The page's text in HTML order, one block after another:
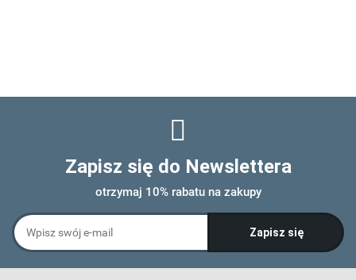
Zapisz się do Newslettera
otrzymaj 10% rabatu na zakupy